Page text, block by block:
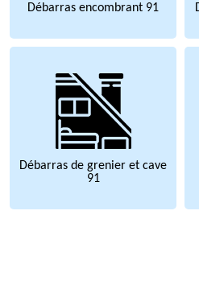
Débarras encombrant 91
Débarras de grenier et cave
91